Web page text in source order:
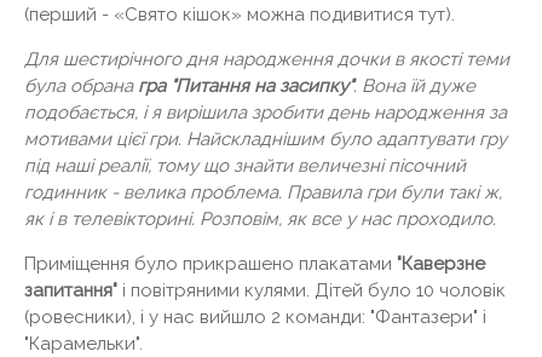
(перший - «Свято кішок» можна подивитися тут).
Для шестирічного дня народження дочки в якості теми
була обранагра "Питання на засипку". Вона їй дуже
подобається, і я вирішила зробити день народження за
мотивами цієї гри. Найскладнішим було адаптувати гру
під наші реалії, тому що знайти величезні пісочний
годинник - велика проблема. Правила гри були такі ж,
як і в телевікторині. Розповім, як все у нас проходило.
Приміщення було прикрашено плакатами "Каверзне
запитання" і повітряними кулями. Дітей було 10 чоловік
(ровесники), і у нас вийшло 2 команди: "Фантазери" і
"Карамельки".